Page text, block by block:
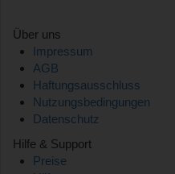
Über uns
Impressum
AGB
Haftungsausschluss
Nutzungsbedingungen
Datenschutz
Hilfe & Support
Preise